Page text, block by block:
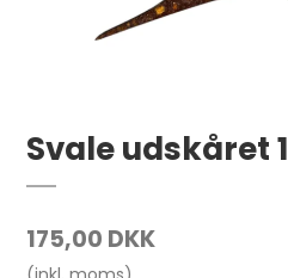
Svale udskåret 1
175,00 DKK